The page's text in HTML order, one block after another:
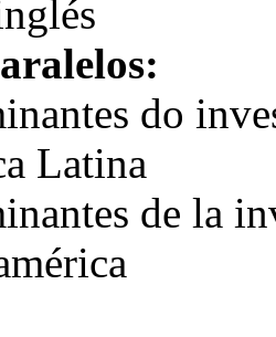
do
Latina
de la